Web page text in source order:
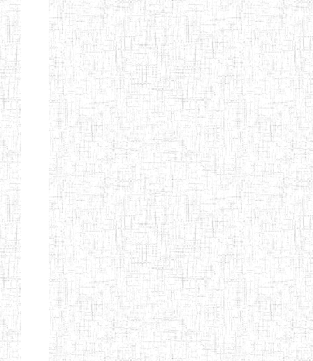
MBALMAYO
ENIEG DE
YOKADOUMA
11/07/2012 ENIEG
ENIEG
D'ABONG
MBANG
10/07/1983 ENIEG
ENIEG DE
BATOURI
12/06/2001 ENIEG
ENBIEG DE
BERTOUA
01/08/2001 ENIEG
ENIET DE
BERTOUA
01/08/2012 ENIET
ENIET DE
13/08/2013 ENIET